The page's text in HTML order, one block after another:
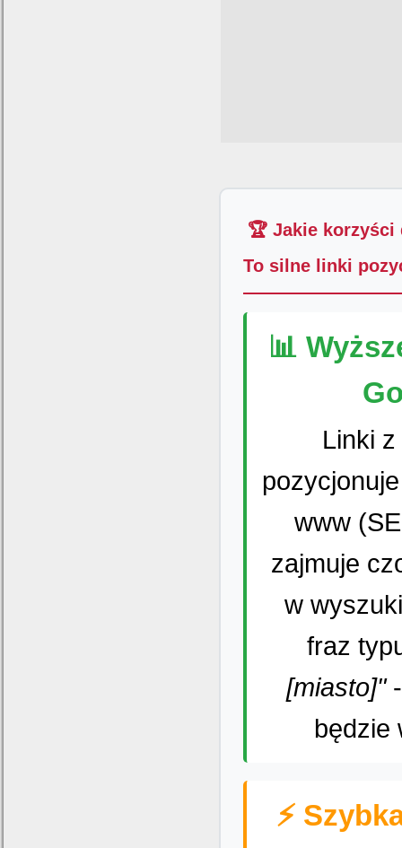
🏆 Jakie korzyści
To silne linki
📊
Linki
www
zajmuje
w
fraz
[miasto]"-
będzie
⚡